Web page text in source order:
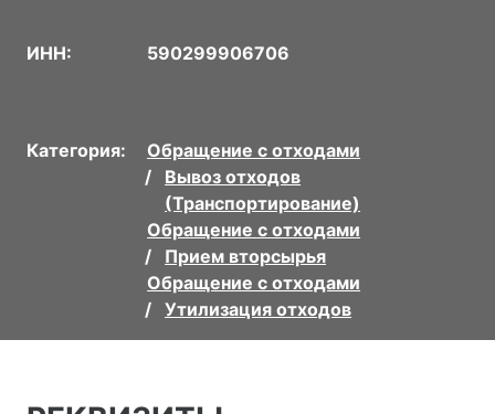
ИНН: 590299906706
Категория:
Обращение с отходами
Вывоз отходов
(Транспортирование)
Обращение с отходами
Прием вторсырья
Обращение с отходами
Утилизация отходов